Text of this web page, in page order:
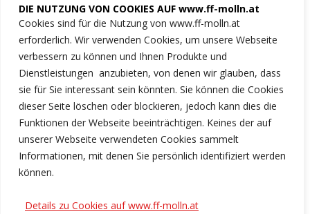
DIE NUTZUNG VON COOKIES AUF www.ff-molln.at
Cookies sind für die Nutzung von www.ff-molln.at
erforderlich. Wir verwenden Cookies, um unsere Webseite
verbessern zu können und Ihnen Produkte und
Dienstleistungen anzubieten, von denen wir glauben, dass
sie für Sie interessant sein könnten. Sie können die Cookies
dieser Seite löschen oder blockieren, jedoch kann dies die
Funktionen der Webseite beeinträchtigen. Keines der auf
unserer Webseite verwendeten Cookies sammelt
Informationen, mit denen Sie persönlich identifiziert werden
können.
Details zu Cookies auf www.ff-molln.at
der Marktgemeinde Molln
Feuerwehrstrasse 1
4591 Molln
Tel.: 07584/2222
ff-molln@ki.ooelfv.at